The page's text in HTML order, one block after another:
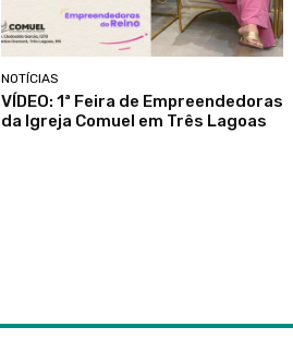
NOTÍCIAS
VÍDEO: 1ª Feira de Empreendedoras
da Igreja Comuel em Três Lagoas